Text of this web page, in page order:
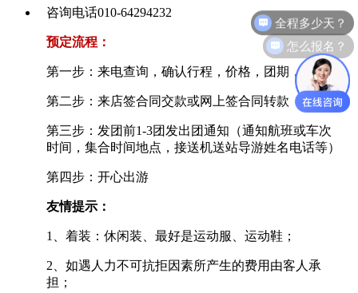
咨询电话010-64294232
预定流程：
第一步：来电查询，确认行程，价格，团期，人数。
第二步：来店签合同交款或网上签合同转款
第三步：发团前1-3团发出团通知（通知航班或车次
时间，集合时间地点，接送机送站导游姓名电话等）
第四步：开心出游
友情提示：
1、着装：休闲装、最好是运动服、运动鞋；
2、如遇人力不可抗拒因素所产生的费用由客人承
担；
全程多少天？
怎么报名？